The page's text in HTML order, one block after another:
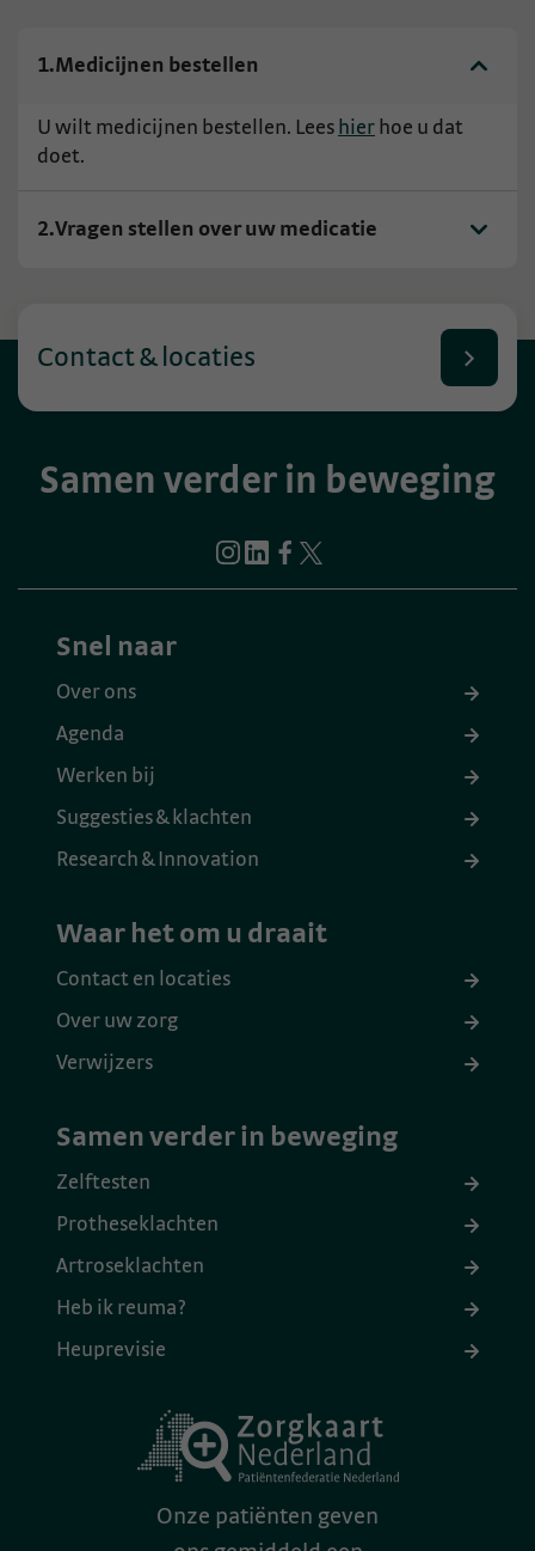
1.Medicijnen bestellen
U wilt medicijnen bestellen. Lees hier hoe u dat
doet.
2.Vragen stellen over uw medicatie
Samen verder in beweging
Contact & locaties
Snel naar
Over ons
Agenda
Werken bij
Suggesties & klachten
Research & Innovation
Waar het om u draait
Contact en locaties
Over uw zorg
Verwijzers
Samen verder in beweging
Zelftesten
Protheseklachten
Artroseklachten
Heb ik reuma?
Heuprevisie
Onze patiënten geven